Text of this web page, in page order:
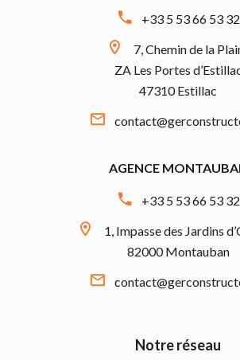
+33 5 53 66 53 32
7, Chemin de la
ZA Les Portes
47310 Estillac
AGENCE
+33 5 53 66 53 32
1, Impasse des Jardins
82000 Montauban
Notre réseau